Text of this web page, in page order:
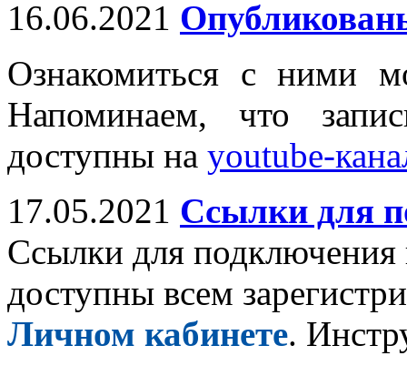
16.06.2021
Ознакомиться с ними
Напоминаем, что
доступны на youtube-
17.05.2021 Ссылки для
Ссылки для
доступны всем
Личном кабинете.